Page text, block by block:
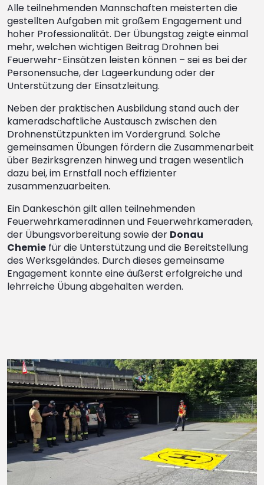
Alle teilnehmenden Mannschaften meisterten die
gestellten Aufgaben mit großem Engagement und
hoher Professionalität. Der Übungstag zeigte einmal
mehr, welchen wichtigen Beitrag Drohnen bei
Feuerwehr-Einsätzen leisten können – sei es bei der
Personensuche, der Lageerkundung oder der
Unterstützung der Einsatzleitung.
Neben der praktischen Ausbildung stand auch der
kameradschaftliche Austausch zwischen den
Drohnenstützpunkten im Vordergrund. Solche
gemeinsamen Übungen fördern die Zusammenarbeit
über Bezirksgrenzen hinweg und tragen wesentlich
dazu bei, im Ernstfall noch effizienter
zusammenzuarbeiten.
Ein Dankeschön gilt allen teilnehmenden
Feuerwehrkameradinnen und Feuerwehrkameraden,
der Übungsvorbereitung sowie der Donau
Chemie für die Unterstützung und die Bereitstellung
des Werksgeländes. Durch dieses gemeinsame
Engagement konnte eine äußerst erfolgreiche und
lehrreiche Übung abgehalten werden.